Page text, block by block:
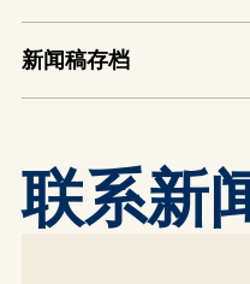
新闻稿存档
联系新